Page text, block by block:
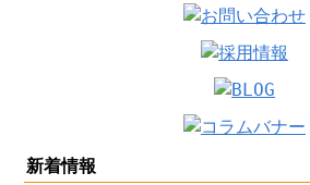
新着情報